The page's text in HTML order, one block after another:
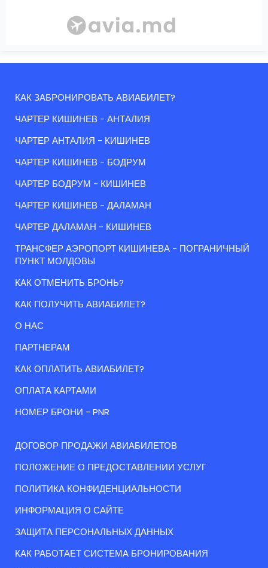
КАК ЗАБРОНИРОВАТЬ АВИАБИЛЕТ?
ЧАРТЕР КИШИНЕВ - АНТАЛИЯ
ЧАРТЕР АНТАЛИЯ - КИШИНЕВ
ЧАРТЕР КИШИНЕВ - БОДРУМ
ЧАРТЕР БОДРУМ - КИШИНЕВ
ЧАРТЕР КИШИНЕВ - ДАЛАМАН
ЧАРТЕР ДАЛАМАН - КИШИНЕВ
ТРАНСФЕР АЭРОПОРТ КИШИНЕВА - ПОГРАНИЧНЫЙ
ПУНКТ МОЛДОВЫ
КАК ОТМЕНИТЬ БРОНЬ?
КАК ПОЛУЧИТЬ АВИАБИЛЕТ?
О НАС
ПАРТНЕРАМ
КАК ОПЛАТИТЬ АВИАБИЛЕТ?
ОПЛАТА КАРТАМИ
НОМЕР БРОНИ - PNR
ДОГОВОР ПРОДАЖИ АВИАБИЛЕТОВ
ПОЛОЖЕНИЕ О ПРЕДОСТАВЛЕНИИ УСЛУГ
ПОЛИТИКА КОНФИДЕНЦИАЛЬНОСТИ
ИНФОРМАЦИЯ О САЙТЕ
ЗАЩИТА ПЕРСОНАЛЬНЫХ ДАННЫХ
КАК РАБОТАЕТ СИСТЕМА БРОНИРОВАНИЯ